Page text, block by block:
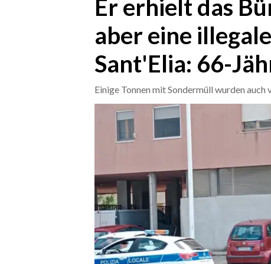
RISULTATI E CLASSIFICHE
Er erhielt das
aber eine
Sant'Elia: 66-
Einige Tonnen mit Sondermüll wurden